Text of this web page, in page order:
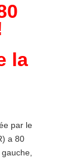
la
par le
a 80